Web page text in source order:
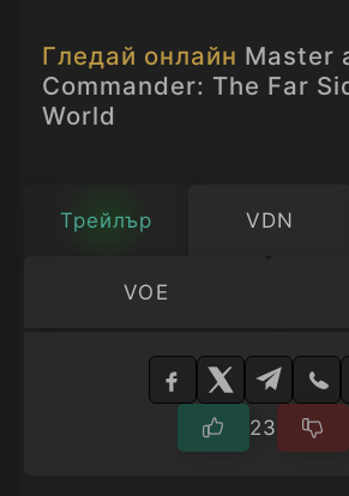
преследване на врага.
Гледай онлайн Master
Commander: The Far
World
Трейлър VDN
VOE
Изберете
23